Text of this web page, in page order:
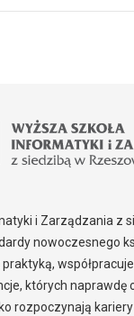
i Zarządzania z
nowoczesnego
których naprawdę
rozpoczynają